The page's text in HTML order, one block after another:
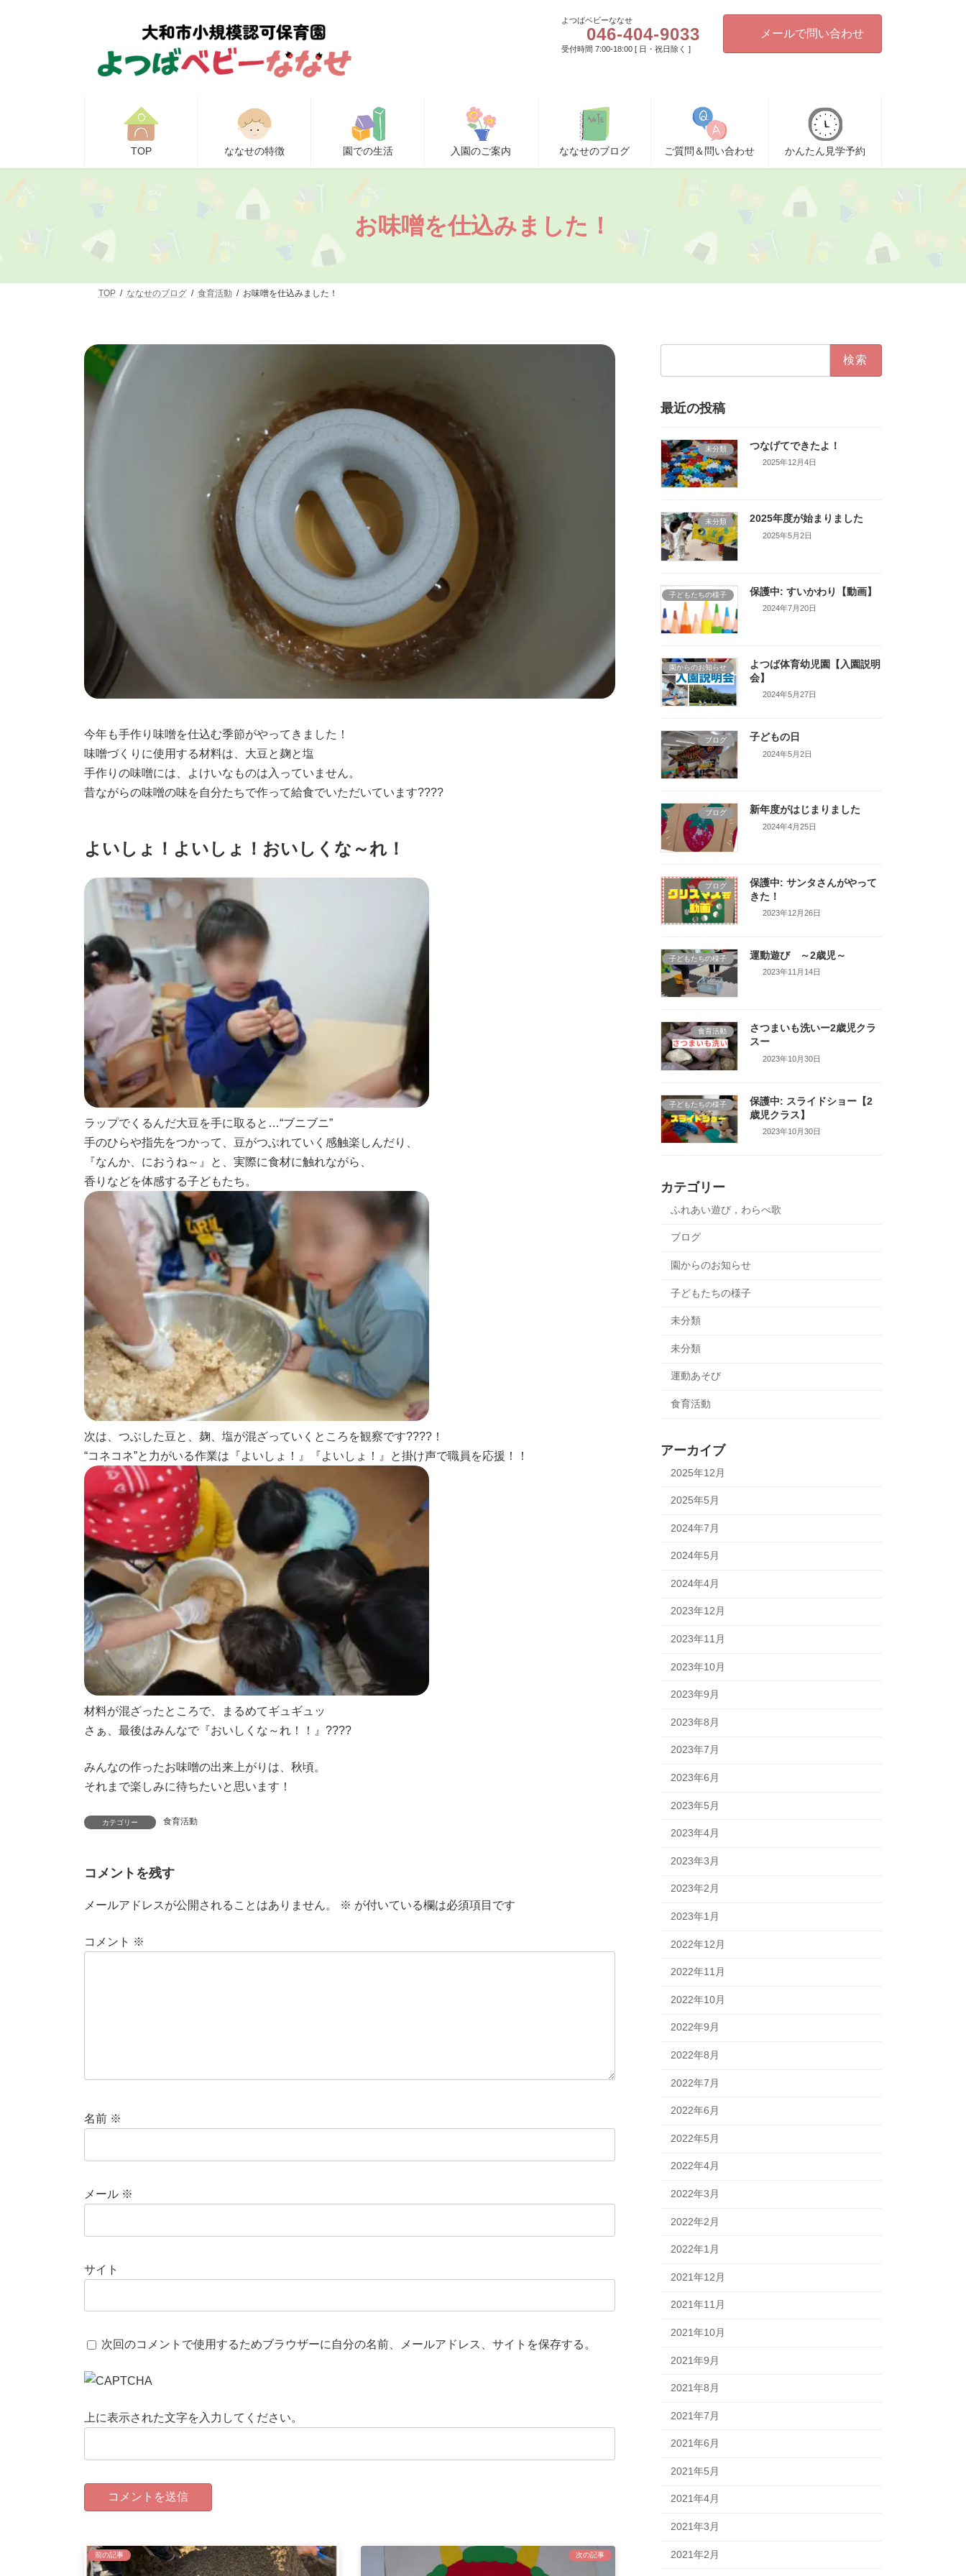
よつばベビーななせ
046-404-9033
受付時間 7:00-18:00 [ 日・祝日除く ]
メールで問い合わせ
TOP ななせの特徴 園での生活 入園のご案内 ななせのブログ ご質問＆問い合わせ かんたん見学予約
お味噌を仕込みました！
TOP ななせのブログ 食育活動 お味噌を仕込みました！
今年も手作り味噌を仕込む季節がやってきました！
味噌づくりに使用する材料は、大豆と麹と塩
手作りの味噌には、よけいなものは入っていません。
昔ながらの味噌の味を自分たちで作って給食でいただいています????
よいしょ！よいしょ！おいしくな～れ！
ラップでくるんだ大豆を手に取ると…“ブニブニ”
手のひらや指先をつかって、豆がつぶれていく感触楽しんだり、
『なんか、におうね～』と、実際に食材に触れながら、
香りなどを体感する子どもたち。
次は、つぶした豆と、麹、塩が混ざっていくところを観察です????！
“コネコネ”と力がいる作業は『よいしょ！』『よいしょ！』と掛け声で職員を応援！！
材料が混ざったところで、まるめてギュギュッ
さぁ、最後はみんなで『おいしくな～れ！！』????
みんなの作ったお味噌の出来上がりは、秋頃。
それまで楽しみに待ちたいと思います！
カテゴリー 食育活動
コメントを残す
メールアドレスが公開されることはありません。 ※ が付いている欄は必須項目です
コメント ※
名前 ※
メール ※
サイト
次回のコメントで使用するためブラウザーに自分の名前、メールアドレス、サイトを保存する。
上に表示された文字を入力してください。
前の記事 次の記事
最近の投稿
未分類 つなげてできたよ！
2025年12月4日
未分類 2025年度が始まりました
2025年5月2日
子どもたちの様子 保護中: すいかわり【動画】
2024年7月20日
園からのお知らせ
よつば体育幼児園【入園説明
会】
2024年5月27日
ブログ 子どもの日
2024年5月2日
ブログ 新年度がはじまりました
2024年4月25日
ブログ
保護中: サンタさんがやって
きた！
2023年12月26日
子どもたちの様子 運動遊び ～2歳児～
2023年11月14日
食育活動
さつまいも洗いー2歳児クラ
スー
2023年10月30日
子どもたちの様子
保護中: スライドショー【2
歳児クラス】
2023年10月30日
カテゴリー
ふれあい遊び，わらべ歌
ブログ
園からのお知らせ
子どもたちの様子
未分類
未分類
運動あそび
食育活動
アーカイブ
2025年12月
2025年5月
2024年7月
2024年5月
2024年4月
2023年12月
2023年11月
2023年10月
2023年9月
2023年8月
2023年7月
2023年6月
2023年5月
2023年4月
2023年3月
2023年2月
2023年1月
2022年12月
2022年11月
2022年10月
2022年9月
2022年8月
2022年7月
2022年6月
2022年5月
2022年4月
2022年3月
2022年2月
2022年1月
2021年12月
2021年11月
2021年10月
2021年9月
2021年8月
2021年7月
2021年6月
2021年5月
2021年4月
2021年3月
2021年2月